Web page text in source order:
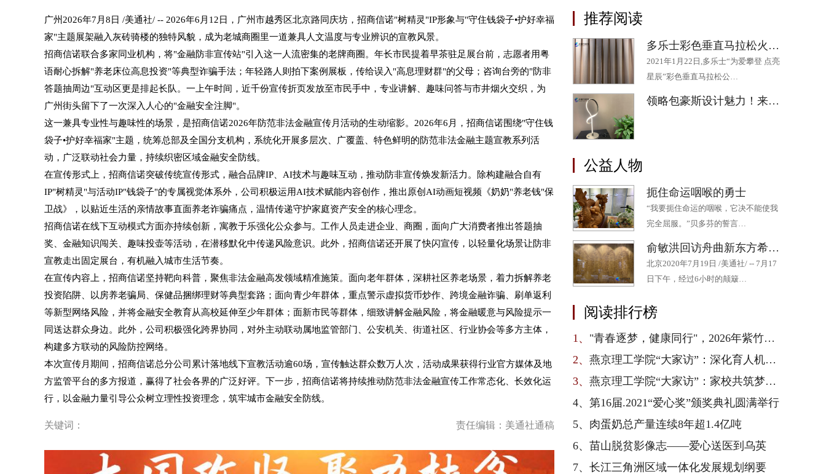
广州 2026年7月8日 /美通社/ -- 2026年6月12日，广州市越秀区北京路同庆坊，招商信诺"树精灵"IP形象与"守住钱袋子•护好幸福
家"主题展架融入灰砖骑楼的独特风貌，成为老城商圈里一道兼具人文温度与专业辨识的宣教风景。
招商信诺联合多家同业机构，将"金融防非宣传站"引入这一人流密集的老牌商圈。年长市民提着早茶驻足展台前，志愿者用粤
语耐心拆解"养老床位高息投资"等典型诈骗手法；年轻路人则拍下案例展板，传给误入"高息理财群"的父母；咨询台旁的"防非
答题抽周边"互动区更是排起长队。一上午时间，近千份宣传折页发放至市民手中，专业讲解、趣味问答与市井烟火交织，为
广州街头留下了一次深入人心的"金融安全注脚"。
这一兼具专业性与趣味性的场景，是招商信诺2026年防范非法金融宣传月活动的生动缩影。2026年6月，招商信诺围绕"守住钱
袋子•护好幸福家"主题，统筹总部及全国分支机构，系统化开展多层次、广覆盖、特色鲜明的防范非法金融主题宣教系列活
动，广泛联动社会力量，持续织密区域金融安全防线。
在宣传形式上，招商信诺突破传统宣传形式，融合品牌IP、AI技术与趣味互动，推动防非宣传焕发新活力。除构建融合自有
IP"树精灵"与活动IP"钱袋子"的专属视觉体系外，公司积极运用AI技术赋能内容创作，推出原创AI动画短视频《奶奶"养老钱"保
卫战》，以贴近生活的亲情故事直面养老诈骗痛点，温情传递守护家庭资产安全的核心理念。
招商信诺在线下互动模式方面亦持续创新，寓教于乐强化公众参与。工作人员走进企业、商圈，面向广大消费者推出答题抽
奖、金融知识闯关、趣味投壶等活动，在潜移默化中传递风险意识。此外，招商信诺还开展了快闪宣传，以轻量化场景让防非
宣教走出固定展台，有机融入城市生活节奏。
在宣传内容上，招商信诺坚持靶向科普，聚焦非法金融高发领域精准施策。面向老年群体，深耕社区养老场景，着力拆解养老
投资陷阱、以房养老骗局、保健品捆绑理财等典型套路；面向青少年群体，重点警示虚拟货币炒作、跨境金融诈骗、刷单返利
等新型网络风险，并将金融安全教育从高校延伸至少年群体；面新市民等群体，细致讲解金融风险，将金融暖意与风险提示一
同送达群众身边。此外，公司积极强化跨界协同，对外主动联动属地监管部门、公安机关、街道社区、行业协会等多方主体，
构建多方联动的风险防控网络。
本次宣传月期间，招商信诺总分公司累计落地线下宣教活动逾60场，宣传触达群众数万人次，活动成果获得行业官方媒体及地
方监管平台的多方报道，赢得了社会各界的广泛好评。下一步，招商信诺将持续推动防范非法金融宣传工作常态化、长效化运
行，以金融力量引导公众树立理性投资理念，筑牢城市金融安全防线。
关键词： 责任编辑：美通社通稿
推荐阅读
多乐士彩色垂直马拉松火热开跑 为助力“星星”公益添“彩”
2021年1月22日,多乐士“为爱攀登 点亮
星辰”彩色垂直马拉松公…
领略包豪斯设计魅力！来“2020成都·欧洲文化季”最后一场展览吧
公益人物
扼住命运咽喉的勇士
“我要扼住命运的咽喉，它决不能使我
完全屈服。”贝多芬的誓言…
俞敏洪回访舟曲新东方希望小学 十年持续帮扶为山区孩子点燃希望
北京2020年7月19日 /美通社/ -- 7月17
日下午，经过6小时的颠簸…
阅读排行榜
1、 "青春逐梦，健康同行"，2026年紫竹青春健康校园行在京启动
2、 燕京理工学院“大家访”：深化育人机制，凝聚家校合力
3、 燕京理工学院“大家访”：家校共筑梦，师生连心访
4、 第16届.2021“爱心奖”颁奖典礼圆满举行
5、 肉蛋奶总产量连续8年超1.4亿吨
6、 苗山脱贫影像志——爱心送医到乌英
7、 长江三角洲区域一体化发展规划纲要